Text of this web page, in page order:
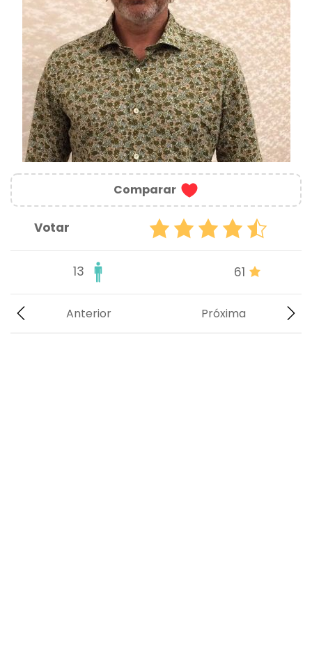
Comparar
Votar
13 61
Próxima
Anterior